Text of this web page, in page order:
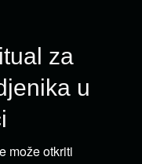
za
u
može otkriti